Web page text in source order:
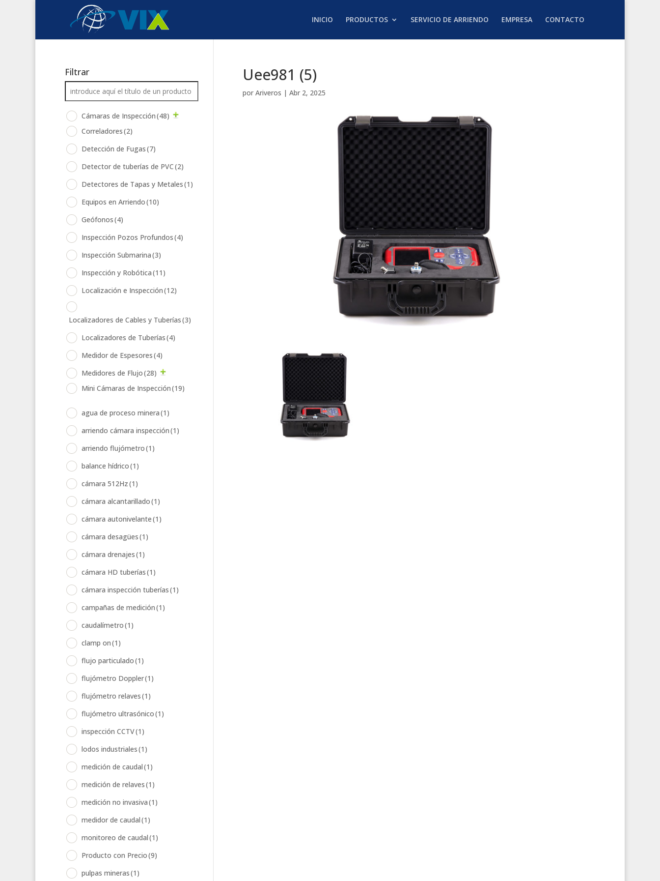
INICIO PRODUCTOS SERVICIO DE ARRIENDO EMPRESA CONTACTO
Uee981 (5)
por Ariveros | Abr 2, 2025
Filtrar
Cámaras de Inspección(48)
Correladores(2)
Detección de Fugas(7)
Detector de tuberías de PVC(2)
Detectores de Tapas y Metales(1)
Equipos en Arriendo(10)
Geófonos(4)
Inspección Pozos Profundos(4)
Inspección Submarina(3)
Inspección y Robótica(11)
Localización e Inspección(12)
Localizadores de Cables y Tuberías(3)
Localizadores de Tuberías(4)
Medidor de Espesores(4)
Medidores de Flujo(28)
Mini Cámaras de Inspección(19)
agua de proceso minera(1)
arriendo cámara inspección(1)
arriendo flujómetro(1)
balance hídrico(1)
cámara 512Hz(1)
cámara alcantarillado(1)
cámara autonivelante(1)
cámara desagües(1)
cámara drenajes(1)
cámara HD tuberías(1)
cámara inspección tuberías(1)
campañas de medición(1)
caudalímetro(1)
clamp on(1)
flujo particulado(1)
flujómetro Doppler(1)
flujómetro relaves(1)
flujómetro ultrasónico(1)
inspección CCTV(1)
lodos industriales(1)
medición de caudal(1)
medición de relaves(1)
medición no invasiva(1)
medidor de caudal(1)
monitoreo de caudal(1)
Producto con Precio(9)
pulpas mineras(1)